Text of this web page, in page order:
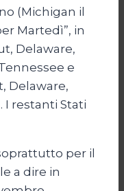
(Michigan il
Martedì”, in
Delaware,
e
Delaware,
I restanti Stati
per il
a dire in